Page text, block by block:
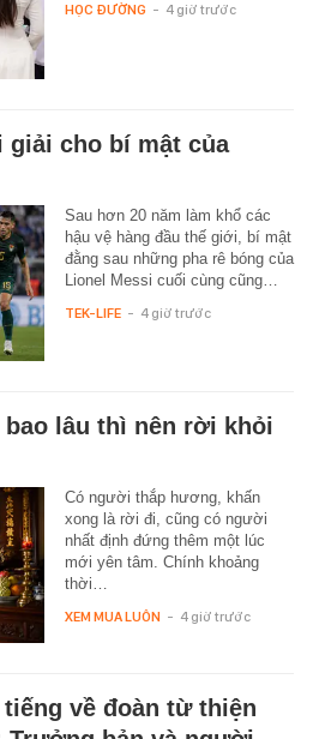
HỌC ĐƯỜNG - 4 giờ trước
cho bí mật của
Sau hơn 20 năm làm khổ các
hậu vệ hàng đầu thế giới, bí mật
đằng sau những pha rê bóng của
Lionel Messi cuối cùng cũng…
TEK-LIFE - 4 giờ trước
lâu thì nên rời khỏi
Có người thắp hương, khấn
xong là rời đi, cũng có người
nhất định đứng thêm một lúc
mới yên tâm. Chính khoảng
thời…
XEM MUA LUÔN - 4 giờ trước
về đoàn từ thiện